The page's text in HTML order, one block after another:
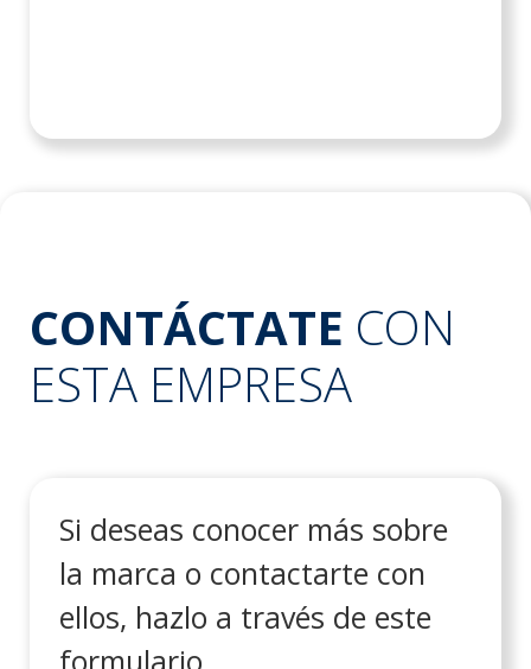
CONTÁCTATE CON
ESTA EMPRESA
Si deseas conocer más sobre
la marca o contactarte con
ellos, hazlo a través de este